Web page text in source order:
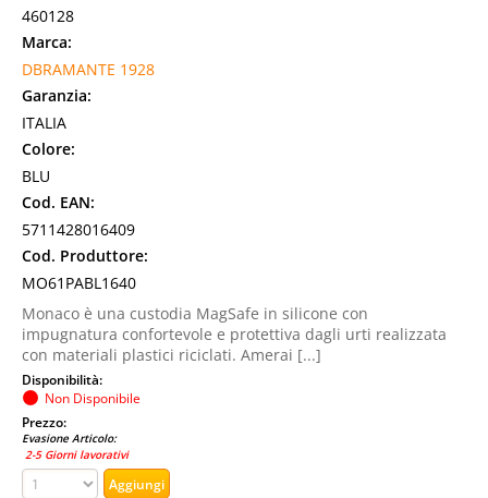
460128
Marca:
DBRAMANTE 1928
Garanzia:
ITALIA
Colore:
BLU
Cod. EAN:
5711428016409
Cod. Produttore:
MO61PABL1640
Monaco è una custodia MagSafe in silicone con
impugnatura confortevole e protettiva dagli urti realizzata
con materiali plastici riciclati. Amerai [...]
Disponibilità:
Non Disponibile
Prezzo:
Evasione Articolo:
2-5 Giorni lavorativi